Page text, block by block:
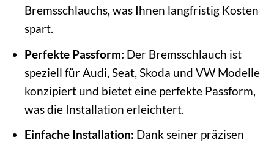
Bremsschlauchs, was Ihnen langfristig Kosten
spart.
Perfekte Passform: Der Bremsschlauch ist
speziell für Audi, Seat, Skoda und VW Modelle
konzipiert und bietet eine perfekte Passform,
was die Installation erleichtert.
Einfache Installation: Dank seiner präzisen